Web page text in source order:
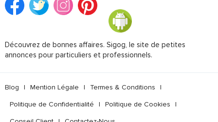
Découvrez de bonnes affaires. Sigog, le site de petites
annonces pour particuliers et professionnels.
Blog | Mention Légale | Termes & Conditions |
Politique de Confidentialité | Politique de Cookies |